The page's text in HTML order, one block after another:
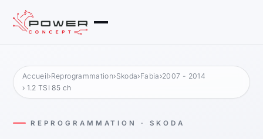
Accueil›Reprogrammation›Skoda›Fabia ›2007 - 2014
› 1.2 TSI 85 ch
REPROGRAMMATION · SKODA